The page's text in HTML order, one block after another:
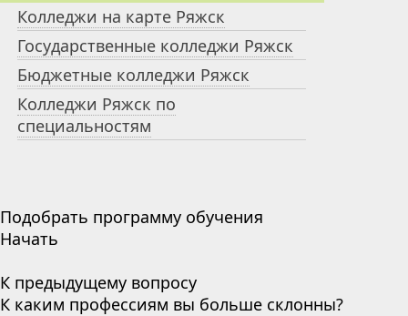
Колледжи на карте Ряжск
Государственные колледжи Ряжск
Бюджетные колледжи Ряжск
Колледжи Ряжск по
специальностям
Подобрать программу обучения
Начать
К предыдущему вопросу
К каким профессиям вы больше склонны?